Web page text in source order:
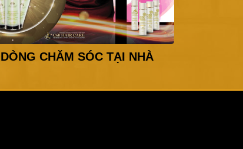
DÒNG CHĂM SÓC TẠI NHÀ